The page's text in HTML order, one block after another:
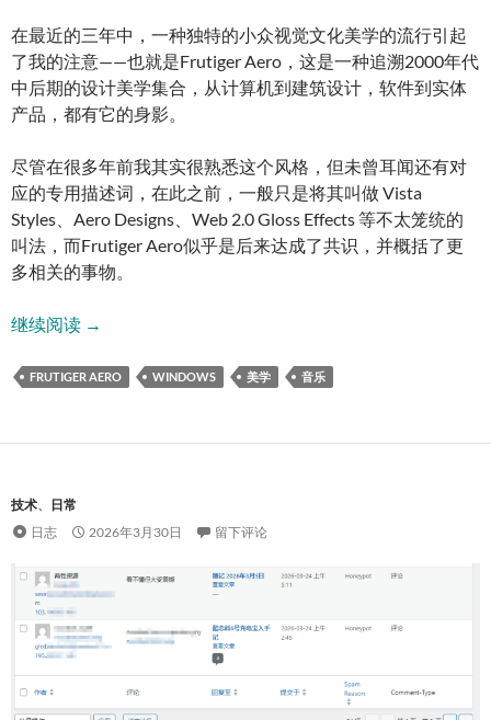
在最近的三年中，一种独特的小众视觉文化美学的流行引起
了我的注意——也就是Frutiger Aero，这是一种追溯2000年代
中后期的设计美学集合，从计算机到建筑设计，软件到实体
产品，都有它的身影。
尽管在很多年前我其实很熟悉这个风格，但未曾耳闻还有对
应的专用描述词，在此之前，一般只是将其叫做 Vista
Styles、Aero Designs、Web 2.0 Gloss Effects 等不太笼统的
叫法，而Frutiger Aero似乎是后来达成了共识，并概括了更
多相关的事物。
继续阅读品味 Frutiger Aero 小众美学
→
FRUTIGER AERO WINDOWS 美学 音乐
技术、
日常
日志
2026年3月30日 留下评论